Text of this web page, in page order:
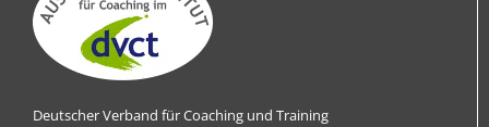
Deutscher Verband für Coaching und Training